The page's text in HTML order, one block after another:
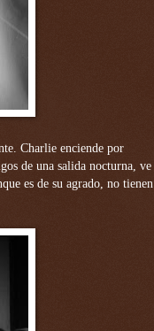
Charlie enciende por
de una salida nocturna, ve
es de su agrado, no tienen